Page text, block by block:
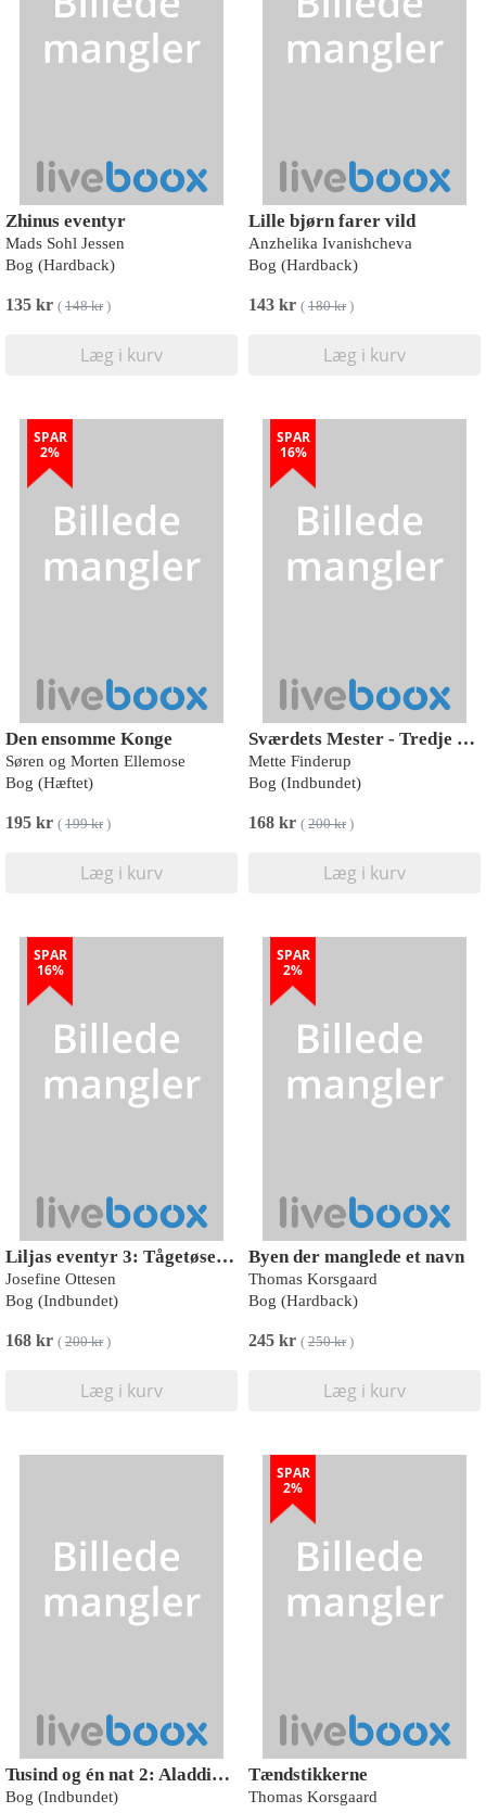
Zhinus eventyr
Mads Sohl Jessen
Bog (Hardback)
135 kr ( 148 kr)
Læg i kurv
Lille bjørn farer vild
Anzhelika Ivanishcheva
Bog (Hardback)
143 kr ( 180 kr)
Læg i kurv
SPAR
2%
Den ensomme Konge
Søren og Morten Ellemose
Bog (Hæftet)
195 kr ( 199 kr)
Læg i kurv
SPAR
16%
Sværdets Mester - Tredje samling
Mette Finderup
Bog (Indbundet)
168 kr ( 200 kr)
Læg i kurv
SPAR
16%
Liljas eventyr 3: Tågetøsernes sang
Josefine Ottesen
Bog (Indbundet)
168 kr ( 200 kr)
Læg i kurv
SPAR
2%
Byen der manglede et navn
Thomas Korsgaard
Bog (Hardback)
245 kr ( 250 kr)
Læg i kurv
Tusind og én nat 2: Aladdin og den vidunderlige lampe
Bog (Indbundet)
SPAR
2%
Tændstikkerne
Thomas Korsgaard